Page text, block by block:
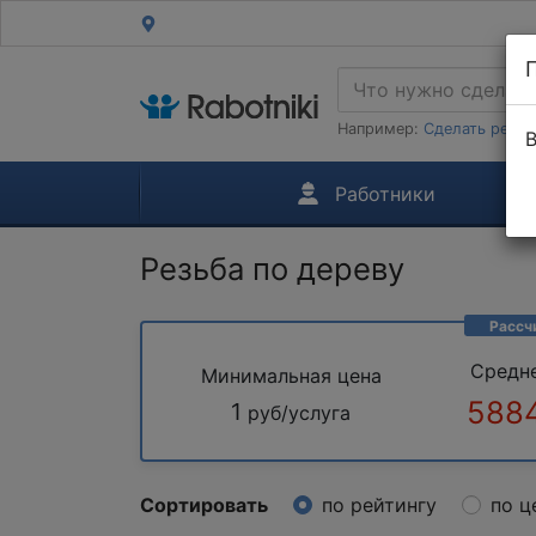
Например: Сделать
Работники
Резьба по дереву
Минимальная цена
1 руб/услуга
Сортировать по рейтингу по